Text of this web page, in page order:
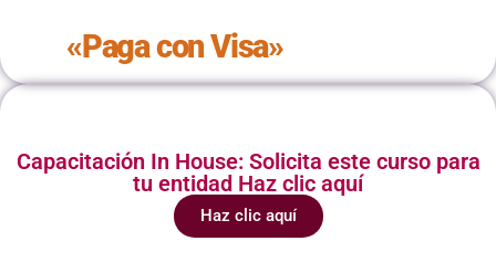
«Paga con Visa»
Capacitación In House: Solicita este curso para
tu entidad Haz clic aquí
Haz clic aquí